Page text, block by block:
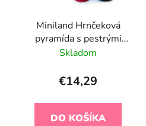
Miniland Hrnčeková
pyramída s pestrými
vzormi, 9m-2r
Skladom
€14,29
DO KOŠÍKA